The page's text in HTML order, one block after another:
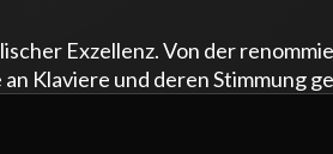
Exzellenz. Von der
Klaviere und deren Stimmung